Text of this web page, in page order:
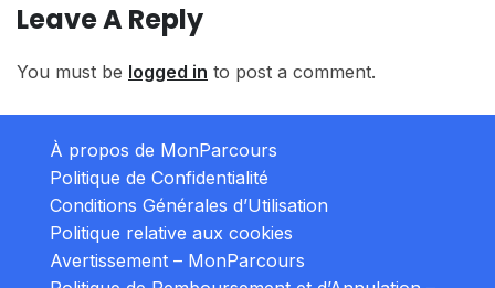
Leave A Reply
You must be logged in to post a comment.
À propos de MonParcours
Politique de Confidentialité
Conditions Générales d’Utilisation
Politique relative aux cookies
Avertissement – MonParcours